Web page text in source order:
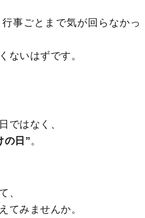
事ごとまで気が回らなかっ
ないはずです。
ではなく、
の日”。
、
てみませんか。